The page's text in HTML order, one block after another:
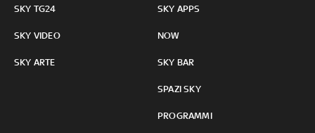
SKY TG24
SKY VIDEO
SKY ARTE
SKY APPS
NOW
SKY BAR
SPAZI SKY
PROGRAMMI